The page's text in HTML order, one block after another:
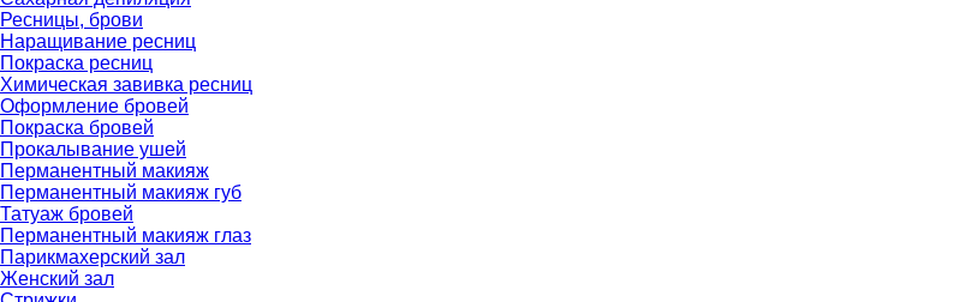
Ресницы, брови
Наращивание ресниц
Покраска ресниц
Химическая завивка ресниц
Оформление бровей
Покраска бровей
Прокалывание ушей
Перманентный макияж
Перманентный макияж губ
Татуаж бровей
Перманентный макияж глаз
Парикмахерский зал
Женский зал